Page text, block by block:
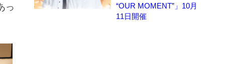
っ
“OUR MOMENT”」10月
11日開催